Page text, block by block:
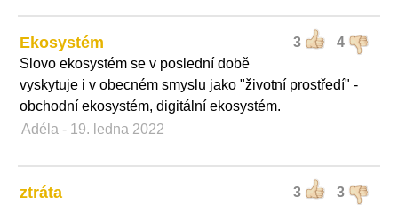
3 4
Ekosystém
Slovo ekosystém se v poslední době
vyskytuje i v obecném smyslu jako "životní prostředí" -
obchodní ekosystém, digitální ekosystém.
Adéla - 19. ledna 2022
3 3
ztráta